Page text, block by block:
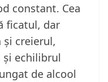
constant. Cea
ficatul, dar
și creierul,
echilibrul
de alcool